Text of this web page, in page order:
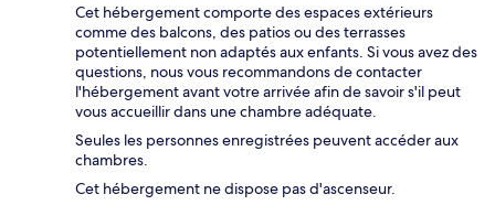
Cet hébergement comporte des espaces extérieurs
comme des balcons, des patios ou des terrasses
potentiellement non adaptés aux enfants. Si vous avez des
questions, nous vous recommandons de contacter
l'hébergement avant votre arrivée afin de savoir s'il peut
vous accueillir dans une chambre adéquate.
Seules les personnes enregistrées peuvent accéder aux
chambres.
Cet hébergement ne dispose pas d'ascenseur.